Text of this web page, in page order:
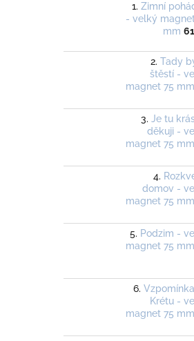
Zimní
- velký
mm
Tady
štěstí -
magnet 75 mm
Je tu
děkuji -
magnet 75 mm
domov -
magnet 75 mm
Podzim -
magnet 75 mm
Krétu -
magnet 75 mm